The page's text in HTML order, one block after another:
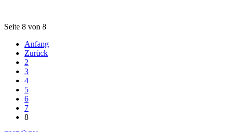
Seite 8 von 8
Anfang
Zurück
2
3
4
5
6
7
8